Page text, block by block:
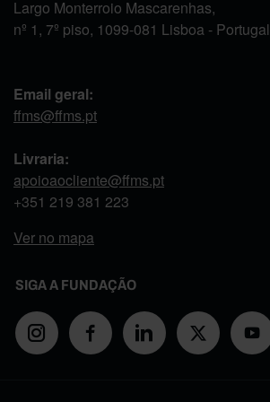
Largo Monterroio Mascarenhas,
nº 1, 7º piso, 1099-081 Lisboa - Portugal
Email geral:
ffms@ffms.pt
Livraria:
apoioaocliente@ffms.pt
+351 219 381 223
Ver no mapa
SIGA A FUNDAÇÃO